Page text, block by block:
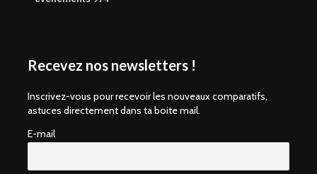
Recevez nos newsletters !
Inscrivez-vous pour recevoir les nouveaux comparatifs,
astuces directement dans ta boite mail.
E-mail